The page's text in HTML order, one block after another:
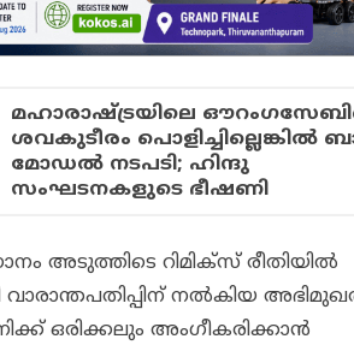
മഹാരാഷ്ട്രയിലെ
ശവകുടീരം പൊളിച്ചില്ലെങ്കിൽ
മോഡൽ നടപടി; ഹിന്ദു
സംഘടനകളുടെ ഭീഷണി
അടുത്തിടെ റിമിക്‌സ് രീതിയില്‍
വാരാന്തപതിപ്പിന് നല്‍കിയ
ഒരിക്കലും അംഗീകരിക്കാന്‍